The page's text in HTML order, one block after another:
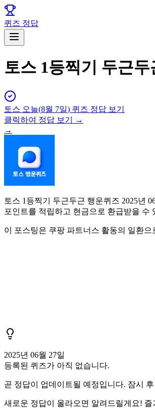
퀴즈 정답
토스 1등찍기 두근
토스 오늘(8월 7일) 퀴즈 정답 보기
클릭하여 정답 보기 →
→
토스 1등찍기 두근두근 행운퀴즈 2025년
포인트를 적립하고 현금으로 환급받을
이 포스팅은 쿠팡 파트너스 활동의 일환
2025년 06월 27일
등록된 퀴즈가 아직 없습니다.
곧 정답이 업데이트될 예정입니다. 잠시
새로운 정답이 올라오면 알려드릴게요!